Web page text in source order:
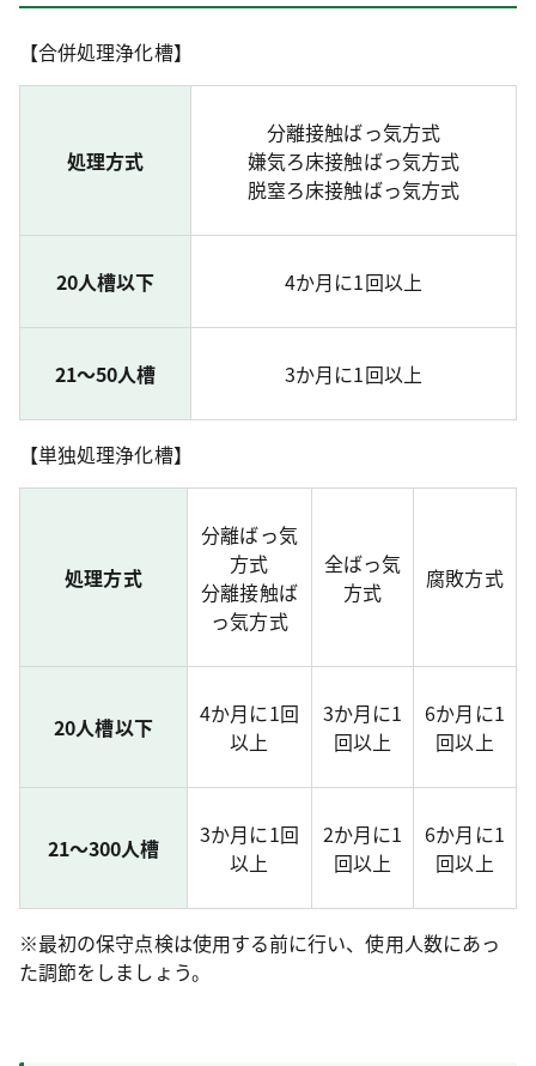
【合併処理浄化槽】
処理方式
分離接触ばっ気方式
嫌気ろ床接触ばっ気方式
脱窒ろ床接触ばっ気方式
20人槽以下 4か月に1回以上
21～50人槽 3か月に1回以上
【単独処理浄化槽】
処理方式
分離ばっ気
方式
分離接触ば
っ気方式
全ばっ気
方式
腐敗方式
20人槽以下
4か月に1回
以上
3か月に1
回以上
6か月に1
回以上
21～300人槽
3か月に1回
以上
2か月に1
回以上
6か月に1
回以上
※最初の保守点検は使用する前に行い、使用人数にあっ
た調節をしましょう。